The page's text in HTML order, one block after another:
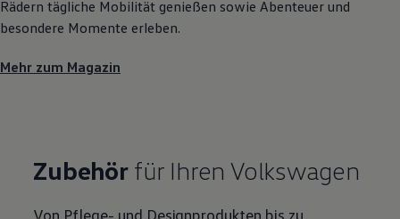
Rädern tägliche Mobilität genießen sowie Abenteuer und
besondere Momente erleben.
Mehr zum Magazin
Zubehörfür Ihren Volkswagen
Von Pflege- und Designprodukten bis zu